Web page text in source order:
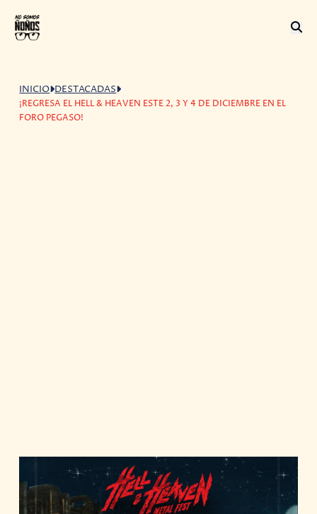
INICIO DESTACADAS
¡REGRESA EL HELL & HEAVEN ESTE 2, 3 Y 4 DE DICIEMBRE EN EL
FORO PEGASO!